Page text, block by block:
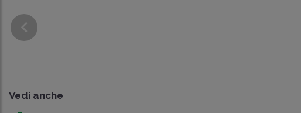
Vedi anche